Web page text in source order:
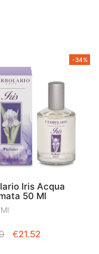
-34%
Iris Acqua
50 Ml
IL
€21.52